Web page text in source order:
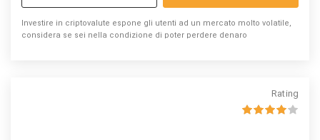
Investire in criptovalute espone gli utenti ad un mercato molto volatile,
considera se sei nella condizione di poter perdere denaro
Rating